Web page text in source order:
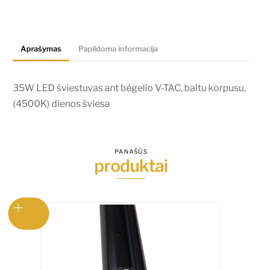
TAC,
korpusu,
(4500K)
Aprašymas Papildoma informacija
35W LED šviestuvas ant bėgelio V-TAC, baltu korpusu,
(4500K) dienos šviesa
PANAŠŪS
produktai